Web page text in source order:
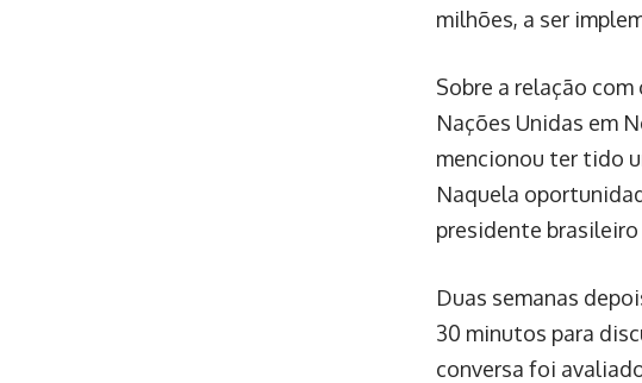
milhões, a ser
Sobre a relação
Nações Unidas em
mencionou ter tido
Naquela
presidente
Duas semanas
30 minutos para
conversa foi